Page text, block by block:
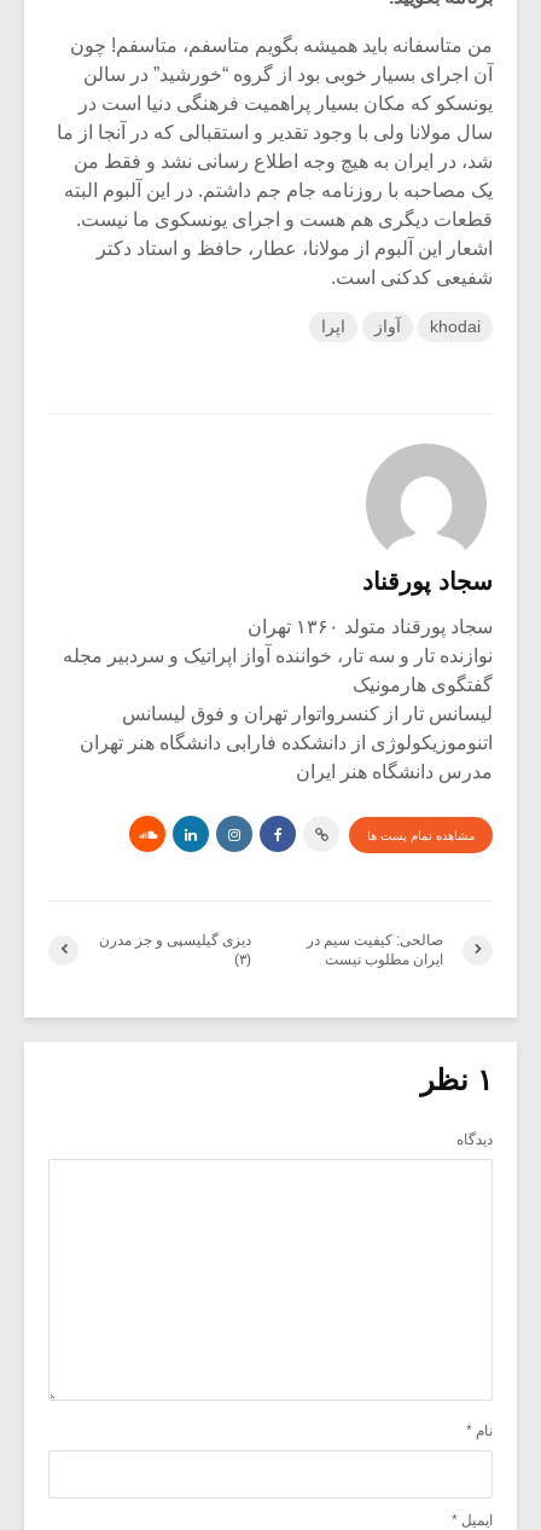
من متاسفانه باید همیشه بگویم متاسفم، متاسفم! چون
آن اجرای بسیار خوبی بود از گروه “خورشید” در سالن
یونسکو که مکان بسیار پراهمیت فرهنگی دنیا است در
سال مولانا ولی با وجود تقدیر و استقبالی که در آنجا از ما
شد، در ایران به هیچ وجه اطلاع رسانی نشد و فقط من
یک مصاحبه با روزنامه جام جم داشتم. در این آلبوم البته
قطعات دیگری هم هست و اجرای یونسکوی ما نیست.
اشعار این آلبوم از مولانا، عطار، حافظ و استاد دکتر
شفیعی کدکنی است.
khodai آواز اپرا
سجاد پورقناد
سجاد پورقناد متولد ۱۳۶۰ تهران
نوازنده تار و سه تار، خواننده آواز اپراتیک و سردبیر مجله
گفتگوی هارمونیک
لیسانس تار از کنسرواتوار تهران و فوق لیسانس
اتنوموزیکولوژی از دانشکده فارابی دانشگاه هنر تهران
مدرس دانشگاه هنر ایران
مشاهده تمام پست ها
دیزی گیلیسپی و جز مدرن
(۳)
صالحی: کیفیت سیم در
ایران مطلوب نیست
۱ نظر
دیدگاه
نام *
ایمیل *